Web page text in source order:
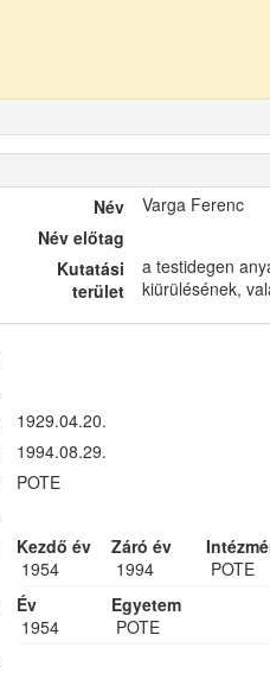
Név
Varga Ferenc
Név előtag
Kutatási
terület
a testidegen
kiürülésének,
1929.04.20.
1994.08.29.
POTE
Kezdő év Záró év
1954
1994 POTE
Év Egyetem
1954
POTE